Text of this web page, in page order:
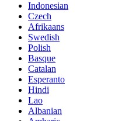
Indonesian
Czech
Afrikaans
Swedish
Polish
Basque
Catalan
Esperanto
Hindi
Lao
Albanian